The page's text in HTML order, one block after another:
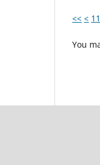
<< <
You